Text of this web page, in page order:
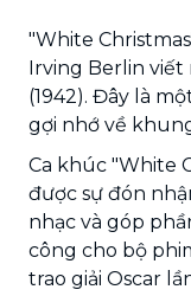
"White
Irving Berlin viết
(1942). Đây là
gợi nhớ về
Ca khúc "White
được sự đón
nhạc và góp
công cho bộ
trao giải Oscar